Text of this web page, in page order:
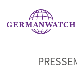
Direkt zum Inhalt
Stichwortsuche